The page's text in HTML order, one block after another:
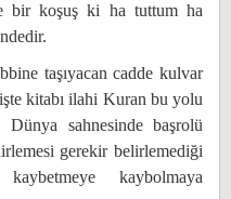
bir koşuş ki ha tuttum ha
taşıyacan cadde kulvar
kitabı ilahi Kuran bu yolu
sahnesinde başrolü
gerekir belirlemediği
kaybolmaya